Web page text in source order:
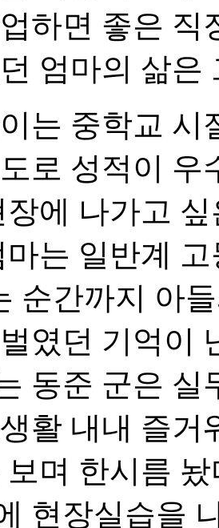
하면 좋은
엄마의 삶은
는 중학교
로 성적이 우
장에 나가고
마는 일반계
순간까지 아
였던 기억이
동준 군은 실
활 내내 즐거
며 한시름
현장실습을